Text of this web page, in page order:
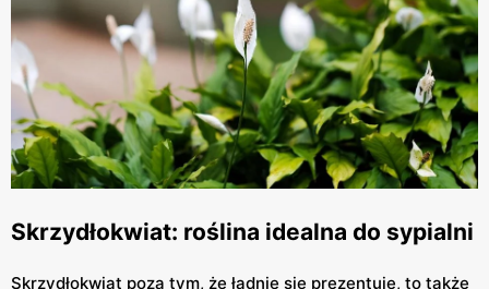
Skrzydłokwiat: roślina idealna do sypialni
Skrzydłokwiat poza tym, że ładnie się prezentuje, to także